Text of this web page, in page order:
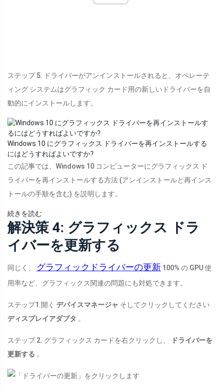
ステップ 5. ドライバーがアンインストールされると、オペレーテ
ィング システムはグラフィック カード用の新しいドライバーを自
動的にインストールします。
Windows 10 にグラフィックス ドライバーを再インストールする
にはどうすればよいですか?
この記事では、Windows 10 コンピューターにグラフィックス ド
ライバーを再インストールする方法 (アンインストールと再インス
トールの手順を含む) を説明します。
続きを読む
解決策 4: グラフィックス ドラ
イバーを更新する
同じく、 グラフィックドライバーの更新 100% の GPU 使
用率など、グラフィックス関連の問題にも対処できます。
ステップ1.開く デバイスマネージャ そしてクリックしてください
ディスプレイアダプタ 。
ステップ 2. グラフィックス カードを右クリックし、
ドライバーを
更新する 。